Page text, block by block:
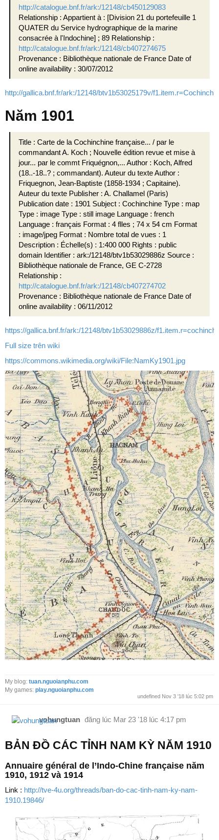
http://catalogue.bnf.fr/ark:/12148/cb450129083
Relationship : Appartient à : [Division 21 du portefeuille 1
QUATER du Service hydrographique de la marine
consacrée à l'Indochine] ; 89 Relationship :
http://catalogue.bnf.fr/ark:/12148/cb407274675
Provenance : Bibliothèque nationale de France Date of
online availability : 30/07/2012
http://gallica.bnf.fr/ark:/12148/btv1b53025179v/
Năm 1901
Title : Carte de la Cochinchine française... / par le
commandant A. Koch ; Nouvelle édition revue et mise à
jour... par le commt Friquégnon,... Author : Koch, Alfred
(18..-18..? ; commandant). Auteur du texte Author :
Friquegnon, Jean-Baptiste (1858-1934 ; Capitaine).
Auteur du texte Publisher : A. Challamel (Paris)
Publication date : 1901 Subject : Cochinchine Type : map
Type : image Type : still image Language : french
Language : français Format : 4 flles ; 74 x 54 cm Format
: image/jpeg Format : Nombre total de vues : 1
Description : Échelle(s) : 1:400 000 Rights : public
domain Identifier : ark:/12148/btv1b53029886z Source :
Bibliothèque nationale de France, GE C-2728
Relationship :
http://catalogue.bnf.fr/ark:/12148/cb407274702
Provenance : Bibliothèque nationale de France Date of
online availability : 06/11/2012
https://gallica.bnf.fr/ark:/12148/btv1b53029886z/
Full size trên wiki
https://commons.wikimedia.org/wiki/File:NamKy1901.jpg
My blog: tuan.nguoianphu.com
My games: play.nguoianphu.com
undefined Nov 3 '18 lúc 5:02 pm
vohungtuan đăng lúc Mar 23 '18 lúc 4:17 pm
BẢN ĐỒ CÁC TỈNH NAM KỲ NĂM 1910
Annuaire général de l’Indo-Chine française năm
1910, 1912 và 1914
Link : http://tve-4u.org/threads/ban-do-cac-tinh-nam-ky-nam-
1910.19846/